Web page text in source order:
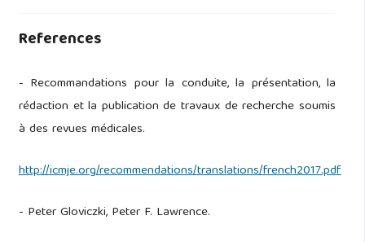
References
- Recommandations pour la conduite, la présentation, la
rédaction et la publication de travaux de recherche soumis
à des revues médicales.
http://icmje.org/recommendations/translations/french2017.pdf
- Peter Gloviczki, Peter F. Lawrence.